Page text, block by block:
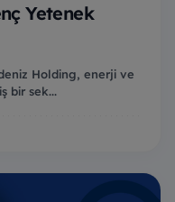
Yetenek
Holding, enerji ve
bir sek...